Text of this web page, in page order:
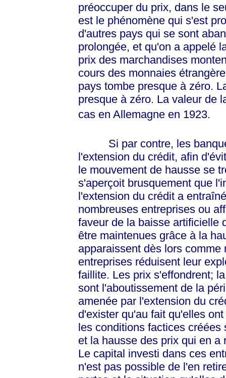
préoccuper du prix, dans le
est le phénomène qui s'est
d'autres pays qui se sont
prolongée, et qu'on a appelé
prix des marchandises
cours des monnaies
pays tombe presque à zéro.
presque à zéro. La valeur de
cas en Allemagne en 1923.
Si par contre, les
l'extension du crédit, afin
le mouvement de hausse se
s'aperçoit brusquement que
l'extension du crédit a
nombreuses entreprises ou
faveur de la baisse artificielle
être maintenues grâce à la
apparaissent dès lors
entreprises réduisent leur
faillite. Les prix s'effondrent;
sont l'aboutissement de la
amenée par l'extension du
d'exister qu'au fait qu'elles
les conditions factices
et la hausse des prix qui en
Le capital investi dans ces
n'est pas possible de l'en